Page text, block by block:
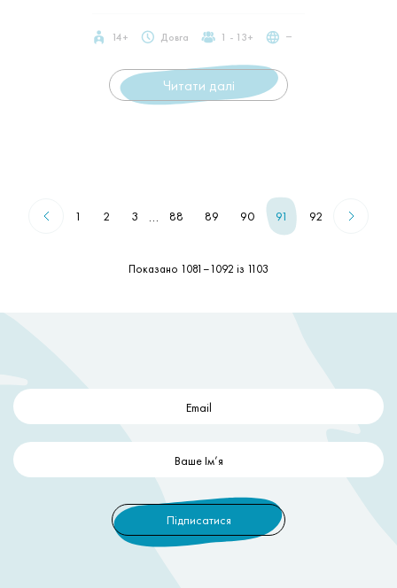
14+ Довга 1 - 13+ ‒
Читати далі
1 2 3 … 88 89 90 91 92
Показано 1081–1092 із 1103